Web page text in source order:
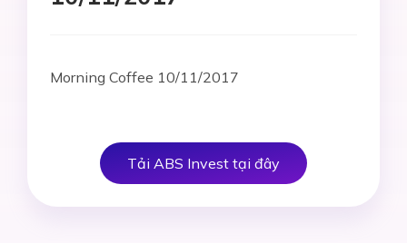
Morning Coffee 10/11/2017
Tải ABS Invest tại đây